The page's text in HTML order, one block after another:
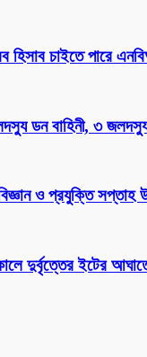
চাইতে পারে
ডন বাহিনী, ৩
ও প্রযুক্তি সপ্তাহ
দুর্বৃত্তের ইটের